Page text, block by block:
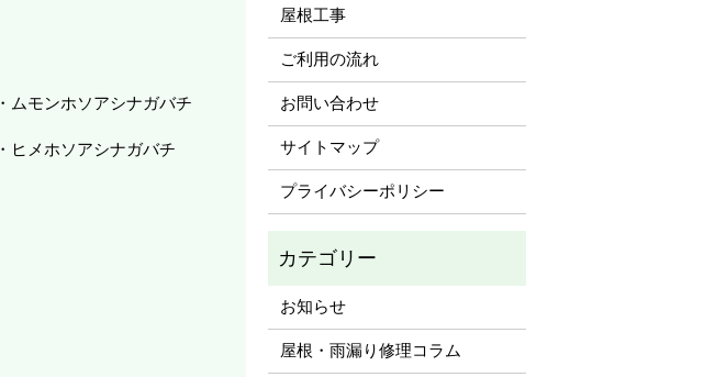
・ムモンホソアシナガバチ
・ヒメホソアシナガバチ
屋根工事
ご利用の流れ
お問い合わせ
サイトマップ
プライバシーポリシー
お知らせ
屋根・雨漏り修理コラム